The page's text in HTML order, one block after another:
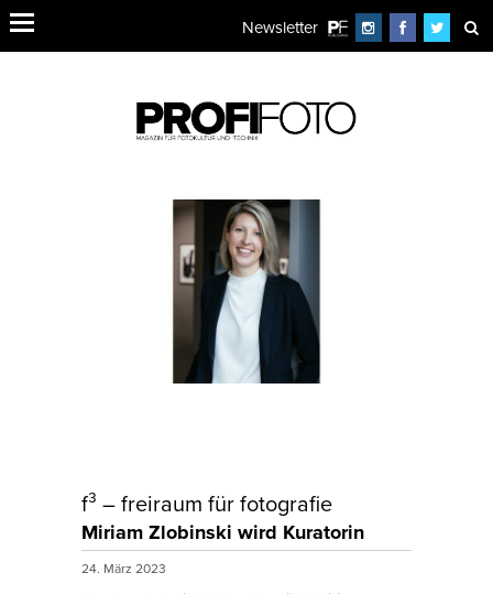
Newsletter
f³ – freiraum für fotografie
Miriam Zlobinski wird Kuratorin
24. März 2023